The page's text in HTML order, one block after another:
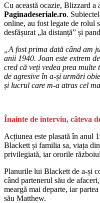
Cu această ocazie, Blizzard a
Paginadeseriale.ro.
online, au fost legate de rolul
desfășurat „la distanță” și
„A fost prima dată când am
anii 1940. Joan este extrem
cred că veți vedea prea multe
de agresive în a-și urmări
și lucrul care m-a atras cel
Înainte de interviu, câteva
Acțiunea este plasată în anul
Blackett și familia sa, viața
privilegiată, iar ororile
Planurile lui Blackett de a-și
când partenerul său de
meargă mai departe, iar
său Matthew.